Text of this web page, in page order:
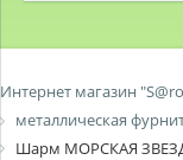
Интернет магазин
металлическая
Шарм МОРСКАЯ